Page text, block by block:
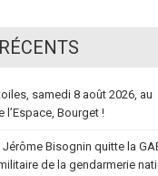
samedi 8 août 2026, au
l’Espace, Bourget !
Jérôme Bisognin quitte la
de la gendarmerie